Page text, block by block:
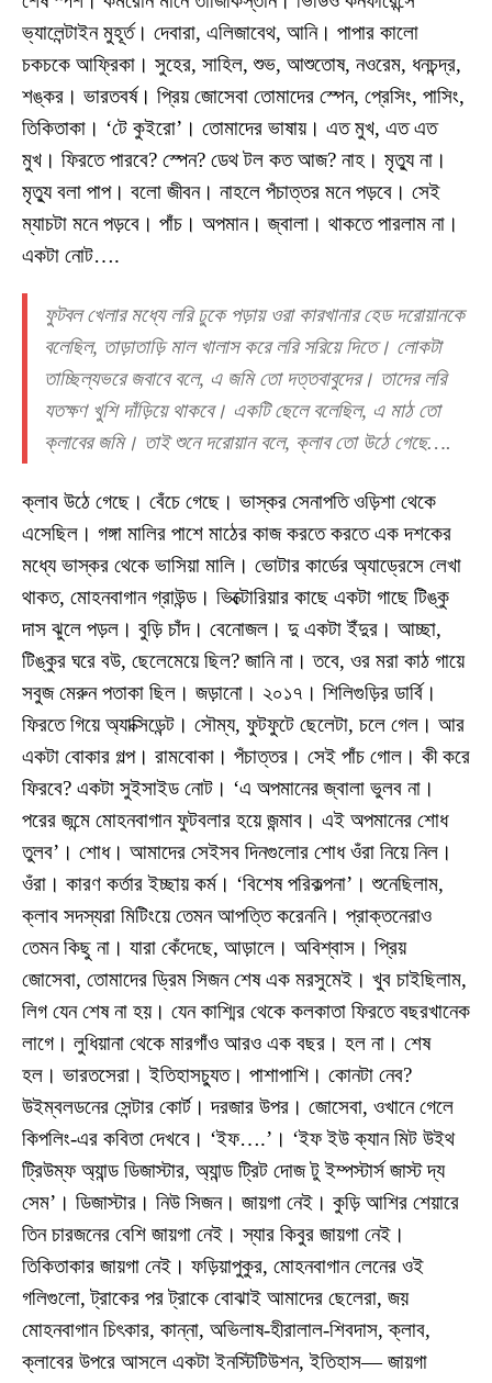
ভ্যালেন্টাইন মুহূর্ত। দেবারা, এলিজাবেথ, আনি। পাপার কালো
চকচকে আফ্রিকা। সুহের, সাহিল, শুভ, আশুতোষ, নওরেম, ধনচন্দ্র,
শঙ্কর। ভারতবর্ষ। প্রিয় জোসেবা তোমাদের স্পেন, প্রেসিং, পাসিং,
তিকিতাকা। ‘টে কুইরো’। তোমাদের ভাষায়। এত মুখ, এত এত
মুখ। ফিরতে পারবে? স্পেন? ডেথ টল কত আজ? নাহ। মৃত্যু না।
মৃত্যু বলা পাপ। বলো জীবন। নাহলে পঁচাত্তর মনে পড়বে। সেই
ম্যাচটা মনে পড়বে। পাঁচ। অপমান। জ্বালা। থাকতে পারলাম না।
একটা নোট….
ফুটবল খেলার মধ্যে লরি ঢুকে পড়ায় ওরা কারখানার হেড দরোয়ানকে
বলেছিল, তাড়াতাড়ি মাল খালাস করে লরি সরিয়ে দিতে। লোকটা
তাচ্ছিল্যভরে জবাবে বলে, এ জমি তো দত্তবাবুদের। তাদের লরি
যতক্ষণ খুশি দাঁড়িয়ে থাকবে। একটি ছেলে বলেছিল, এ মাঠ তো
ক্লাবের জমি। তাই শুনে দরোয়ান বলে, ক্লাব তো উঠে গেছে….
ক্লাব উঠে গেছে। বেঁচে গেছে। ভাস্কর সেনাপতি ওড়িশা থেকে
এসেছিল। গঙ্গা মালির পাশে মাঠের কাজ করতে করতে এক দশকের
মধ্যে ভাস্কর থেকে ভাসিয়া মালি। ভোটার কার্ডের অ্যাড্রেসে লেখা
থাকত, মোহনবাগান গ্রাউন্ড। ভিক্টোরিয়ার কাছে একটা গাছে টিঙ্কু
দাস ঝুলে পড়ল। বুড়ি চাঁদ। বেনোজল। দু একটা ইঁদুর। আচ্ছা,
টিঙ্কুর ঘরে বউ, ছেলেমেয়ে ছিল? জানি না। তবে, ওর মরা কাঠ গায়ে
সবুজ মেরুন পতাকা ছিল। জড়ানো। ২০১৭। শিলিগুড়ির ডার্বি।
ফিরতে গিয়ে অ্যাক্সিডেন্ট। সৌম্য, ফুটফুটে ছেলেটা, চলে গেল। আর
একটা বোকার গল্প। রামবোকা। পঁচাত্তর। সেই পাঁচ গোল। কী করে
ফিরবে? একটা সুইসাইড নোট। ‘এ অপমানের জ্বালা ভুলব না।
পরের জন্মে মোহনবাগান ফুটবলার হয়ে জন্মাব। এই অপমানের শোধ
তুলব’। শোধ। আমাদের সেইসব দিনগুলোর শোধ ওঁরা নিয়ে নিল।
ওঁরা। কারণ কর্তার ইচ্ছায় কর্ম। ‘বিশেষ পরিকল্পনা’। শুনেছিলাম,
ক্লাব সদস্যরা মিটিংয়ে তেমন আপত্তি করেননি। প্রাক্তনেরাও
তেমন কিছু না। যারা কেঁদেছে, আড়ালে। অবিশ্বাস। প্রিয়
জোসেবা, তোমাদের ড্রিম সিজন শেষ এক মরসুমেই। খুব চাইছিলাম,
লিগ যেন শেষ না হয়। যেন কাশ্মির থেকে কলকাতা ফিরতে বছরখানেক
লাগে। লুধিয়ানা থেকে মারগাঁও আরও এক বছর। হল না। শেষ
হল। ভারতসেরা। ইতিহাসচ্যুত। পাশাপাশি। কোনটা নেব?
উইম্বলডনের সেন্টার কোর্ট। দরজার উপর। জোসেবা, ওখানে গেলে
কিপলিং-এর কবিতা দেখবে। ‘ইফ….’। ‘ইফ ইউ ক্যান মিট উইথ
ট্রিউম্ফ অ্যান্ড ডিজাস্টার, অ্যান্ড ট্রিট দোজ টু ইম্পস্টার্স জাস্ট দ্য
সেম’। ডিজাস্টার। নিউ সিজন। জায়গা নেই। কুড়ি আশির শেয়ারে
তিন চারজনের বেশি জায়গা নেই। স্যার কিবুর জায়গা নেই।
তিকিতাকার জায়গা নেই। ফড়িয়াপুকুর, মোহনবাগান লেনের ওই
গলিগুলো, ট্রাকের পর ট্রাকে বোঝাই আমাদের ছেলেরা, জয়
মোহনবাগান চিৎকার, কান্না, অভিলাষ-হীরালাল-শিবদাস, ক্লাব,
ক্লাবের উপরে আসলে একটা ইনস্টিটিউশন, ইতিহাস— জায়গা